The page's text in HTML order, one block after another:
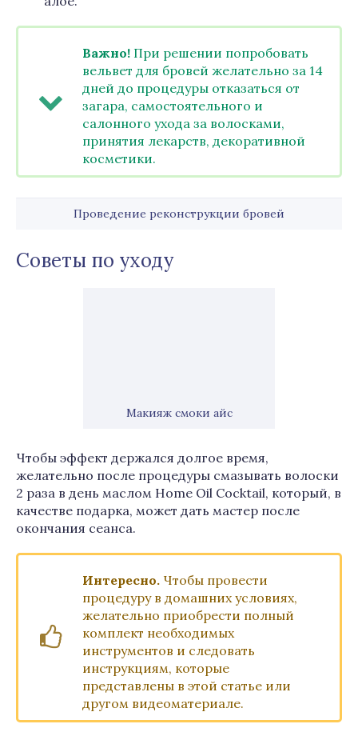
Важно! При решении попробовать
вельвет для бровей желательно за 14
дней до процедуры отказаться от
загара, самостоятельного и
салонного ухода за волосками,
принятия лекарств, декоративной
косметики.
Проведение реконструкции бровей
Советы по уходу
Макияж смоки айс
Чтобы эффект держался долгое время,
желательно после процедуры смазывать волоски
2 раза в день маслом Home Oil Cocktail, который, в
качестве подарка, может дать мастер после
окончания сеанса.
Интересно. Чтобы провести
процедуру в домашних условиях,
желательно приобрести полный
комплект необходимых
инструментов и следовать
инструкциям, которые
представлены в этой статье или
другом видеоматериале.